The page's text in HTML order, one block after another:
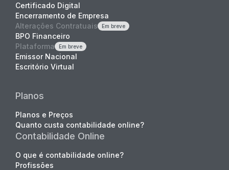
Certificado Digital
Encerramento de Empresa
Alterações Contratuais
Em breve
BPO Financeiro
Plataforma
Em breve
Emissor Nacional
Escritório Virtual
Planos
Planos e Preços
Quanto custa contabilidade online?
Contabilidade Online
O que é contabilidade online?
Profissões